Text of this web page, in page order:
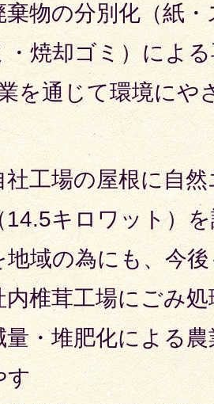
棄物の分別化（紙
・焼却ゴミ）によ
を通じて環境にや
社工場の屋根に自
14.5キロワット）
地域の為にも、今
内椎茸工場にごみ
量・堆肥化による
す